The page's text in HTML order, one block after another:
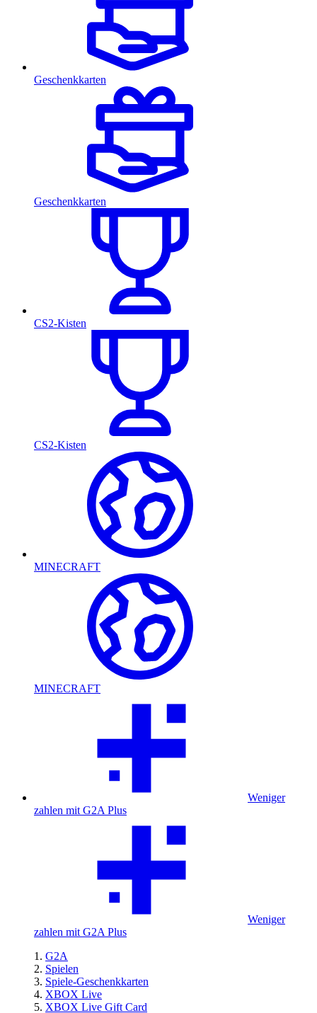
Geschenkkarten
Geschenkkarten
CS2-Kisten
CS2-Kisten
MINECRAFT
MINECRAFT
Weniger
zahlen mit G2A Plus
Weniger
zahlen mit G2A Plus
G2A
Spielen
Spiele-Geschenkkarten
XBOX Live
XBOX Live Gift Card